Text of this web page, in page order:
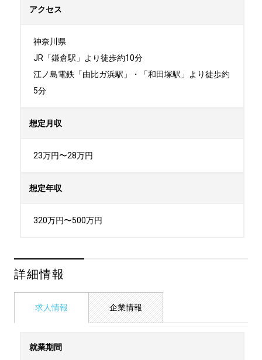
アクセス
神奈川県
JR「鎌倉駅」より徒歩約10分
江ノ島電鉄「由比ガ浜駅」・「和田塚駅」より徒歩約
5分
想定月収
23万円〜28万円
想定年収
320万円〜500万円
詳細情報
求人情報 企業情報
就業期間